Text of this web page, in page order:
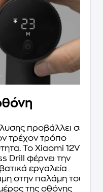
προβάλλει σε
τρέχον τρόπο
Το Xiaomi 12V
Drill φέρνει την
εργαλεία
στην παλάμη του
της οθόνης